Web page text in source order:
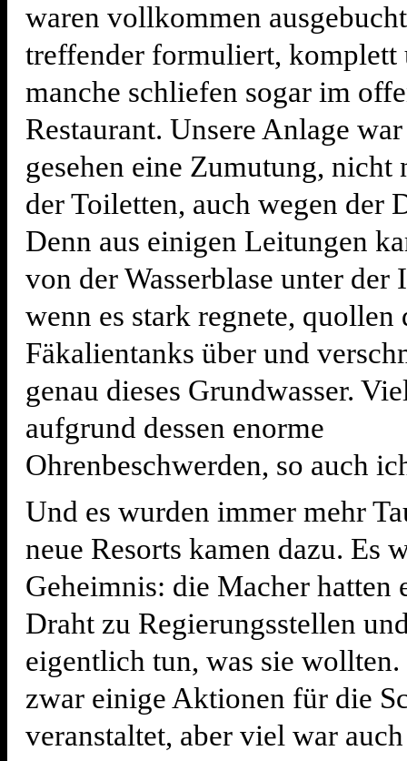
waren vollkommen
treffender formuliert, komplett
manche schliefen sogar im
Restaurant. Unsere Anlage
gesehen eine Zumutung, nicht
der Toiletten, auch wegen der
Denn aus einigen Leitungen
von der Wasserblase unter der
wenn es stark regnete, quollen
Fäkalientanks über und
genau dieses Grundwasser.
aufgrund dessen enorme
Ohrenbeschwerden, so auch
Und es wurden immer mehr
neue Resorts kamen dazu. Es
Geheimnis: die Macher hatten
Draht zu Regierungsstellen
eigentlich tun, was sie wollten.
zwar einige Aktionen für die
veranstaltet, aber viel war